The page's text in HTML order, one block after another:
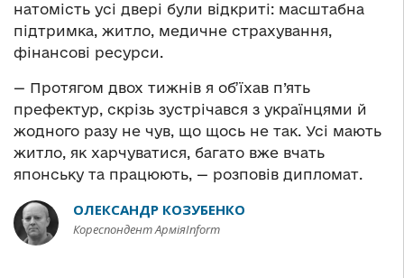
натомість усі двері були відкриті: масштабна
підтримка, житло, медичне страхування,
фінансові ресурси.
— Протягом двох тижнів я об’їхав п’ять
префектур, скрізь зустрічався з українцями й
жодного разу не чув, що щось не так. Усі мають
житло, як харчуватися, багато вже вчать
японську та працюють, — розповів дипломат.
ОЛЕКСАНДР КОЗУБЕНКО
Кореспондент АрміяInform